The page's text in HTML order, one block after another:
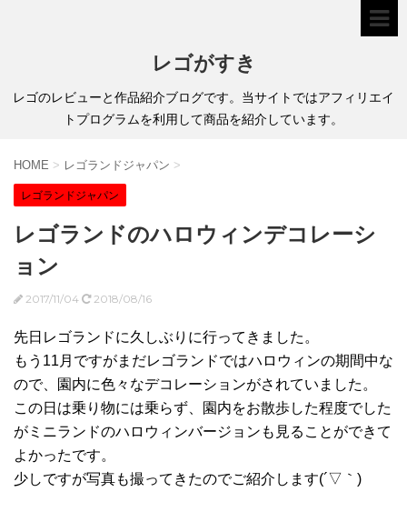
レゴがすき
レゴのレビューと作品紹介ブログです。当サイトではアフィリエイ
トプログラムを利用して商品を紹介しています。
HOME > レゴランドジャパン >
レゴランドジャパン
レゴランドのハロウィンデコレーシ
ョン
2017/11/04 2018/08/16
先日レゴランドに久しぶりに行ってきました。
もう11月ですがまだレゴランドではハロウィンの期間中な
ので、園内に色々なデコレーションがされていました。
この日は乗り物には乗らず、園内をお散歩した程度でした
がミニランドのハロウィンバージョンも見ることができて
よかったです。
少しですが写真も撮ってきたのでご紹介します(´▽｀)